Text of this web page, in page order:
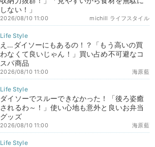
しない！」
michill ライフスタイル
2026/08/10 11:00
え…ダイソーにもあるの！？「もう高いの買
わなくて良いじゃん！」買い占め不可避なコ
スパ商品
海原藍
2026/08/10 11:00
ダイソーでスルーできなかった！「後ろ姿癒
されるわ～！」使い心地も意外と良いお弁当
グッズ
海原藍
2026/08/10 11:00